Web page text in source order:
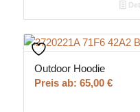
Outdoor Hoodie
Preis ab: 65,00 €